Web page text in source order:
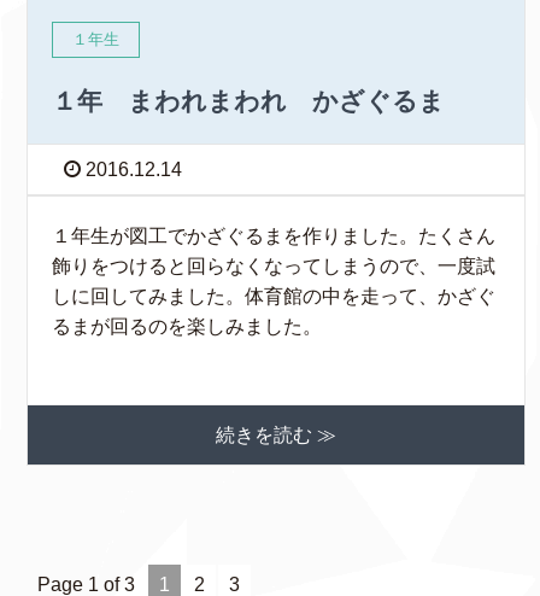
１年生
１年 まわれまわれ かざぐるま
2016.12.14
１年生が図工でかざぐるまを作りました。たくさん
飾りをつけると回らなくなってしまうので、一度試
しに回してみました。体育館の中を走って、かざぐ
るまが回るのを楽しみました。
続きを読む ≫
Page 1 of 3 1 2 3